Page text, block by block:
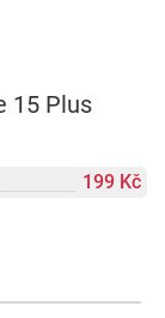
15 Plus
199 Kč